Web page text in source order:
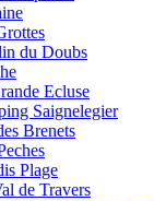
du Doubs
Ecluse
Saignelegier
Brenets
Plage
de Travers